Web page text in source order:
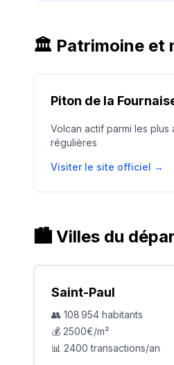
🏛️ Patrimoine et
Piton de la
Volcan actif parmi les
régulières
Visiter le site officiel →
🏙️ Villes du
Saint-Paul
👥 108 954 habitants
💰 2500€/m²
📊 2400 transactions/an